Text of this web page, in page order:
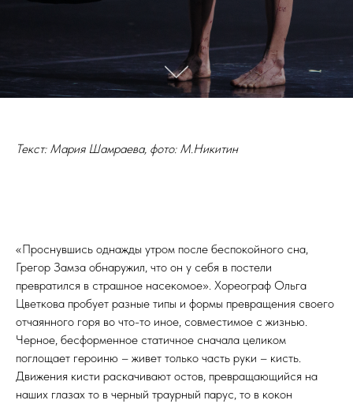
Текст: Мария Шамраева, фото: М.Никитин
«Проснувшись однажды утром после беспокойного сна,
Грегор Замза обнаружил, что он у себя в постели
превратился в страшное насекомое». Хореограф Ольга
Цветкова пробует разные типы и формы превращения своего
отчаянного горя во что-то иное, совместимое с жизнью.
Черное, бесформенное статичное сначала целиком
поглощает героиню – живет только часть руки – кисть.
Движения кисти раскачивают остов, превращающийся на
наших глазах то в черный траурный парус, то в кокон